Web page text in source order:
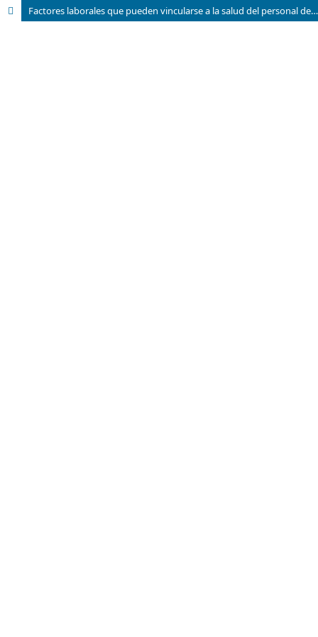
Factores laborales que pueden vincularse a la salud del personal de enfermería en servicios de medicina